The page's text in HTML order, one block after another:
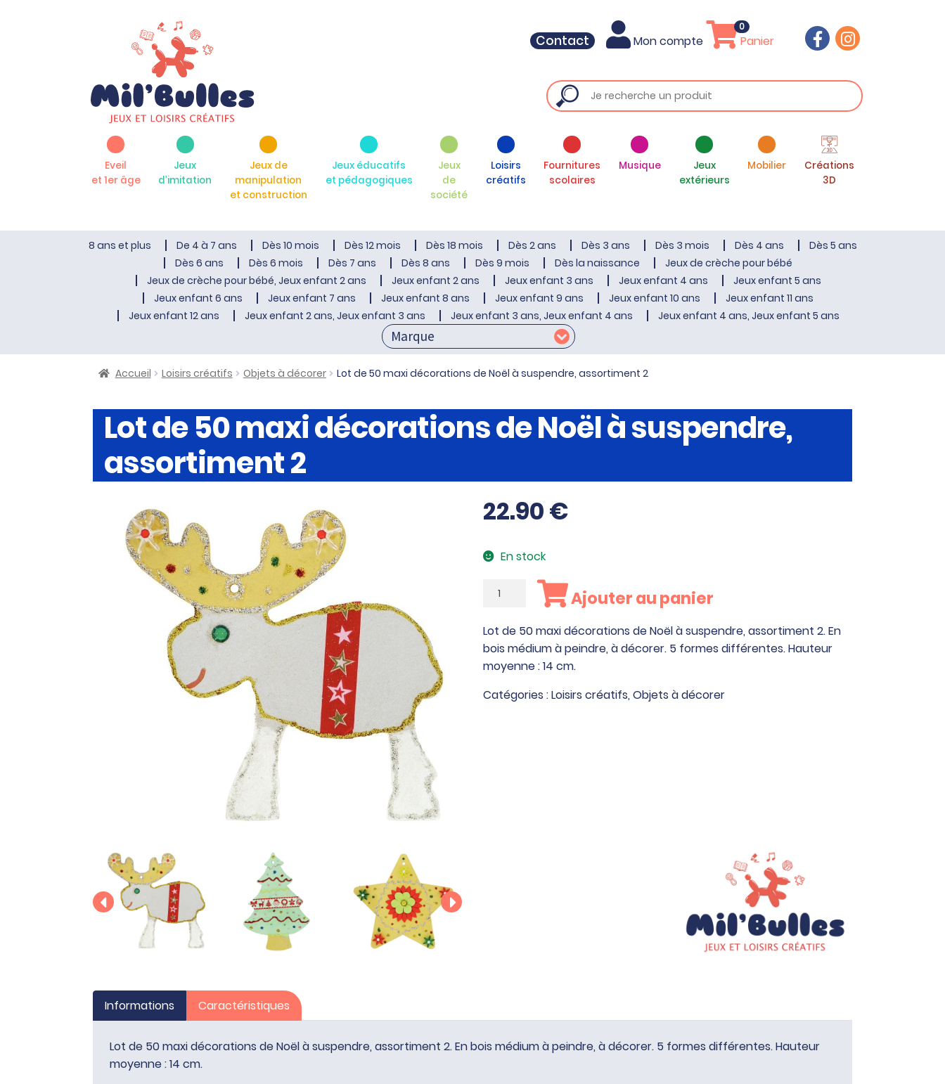
Contact Mon compte Panier
0
Eveil
et 1er âge
Jeux
d’imitation
Jeux de
manipulation
et construction
Jeux éducatifs
et pédagogiques
Jeux
de
société
Loisirs
créatifs
Fournitures
scolaires
Musique
Jeux
extérieurs
Mobilier
Créations
3D
8 ans et plus De 4 à 7 ans Dès 10 mois Dès 12 mois Dès 18 mois Dès 2 ans Dès 3 ans Dès 3 mois Dès 4 ans
Dès 5 ans
Dès 6 ans
Dès 6 mois Dès 7 ans Dès 8 ans Dès 9 mois Dès la naissance
Jeux de crèche pour bébé
Jeux de crèche pour bébé, Jeux enfant 2 ans
Jeux enfant 2 ans Jeux enfant 3 ans Jeux enfant 4 ans
Jeux enfant 5 ans
Jeux enfant 6 ans
Jeux enfant 7 ans Jeux enfant 8 ans Jeux enfant 9 ans Jeux enfant 10 ans
Jeux enfant 11 ans
Jeux enfant 12 ans
Jeux enfant 2 ans, Jeux enfant 3 ans Jeux enfant 3 ans, Jeux enfant 4 ans Jeux enfant 4 ans, Jeux enfant 5 ans
Accueil Loisirs créatifs Objets à décorer Lot de 50 maxi décorations de Noël à suspendre, assortiment 2
Lot de 50 maxi décorations de Noël à suspendre,
assortiment 2
22.90€
En stock
quantité
de
50
maxi
décorations
Ajouter au panier
Lot de 50 maxi décorations de Noël à suspendre, assortiment 2. En
bois médium à peindre, à décorer. 5 formes différentes. Hauteur
moyenne : 14 cm.
Catégories :Loisirs créatifs, Objets à décorer
Informations Caractéristiques
Lot de 50 maxi décorations de Noël à suspendre, assortiment 2. En bois médium à peindre, à décorer. 5 formes différentes. Hauteur
moyenne : 14 cm.